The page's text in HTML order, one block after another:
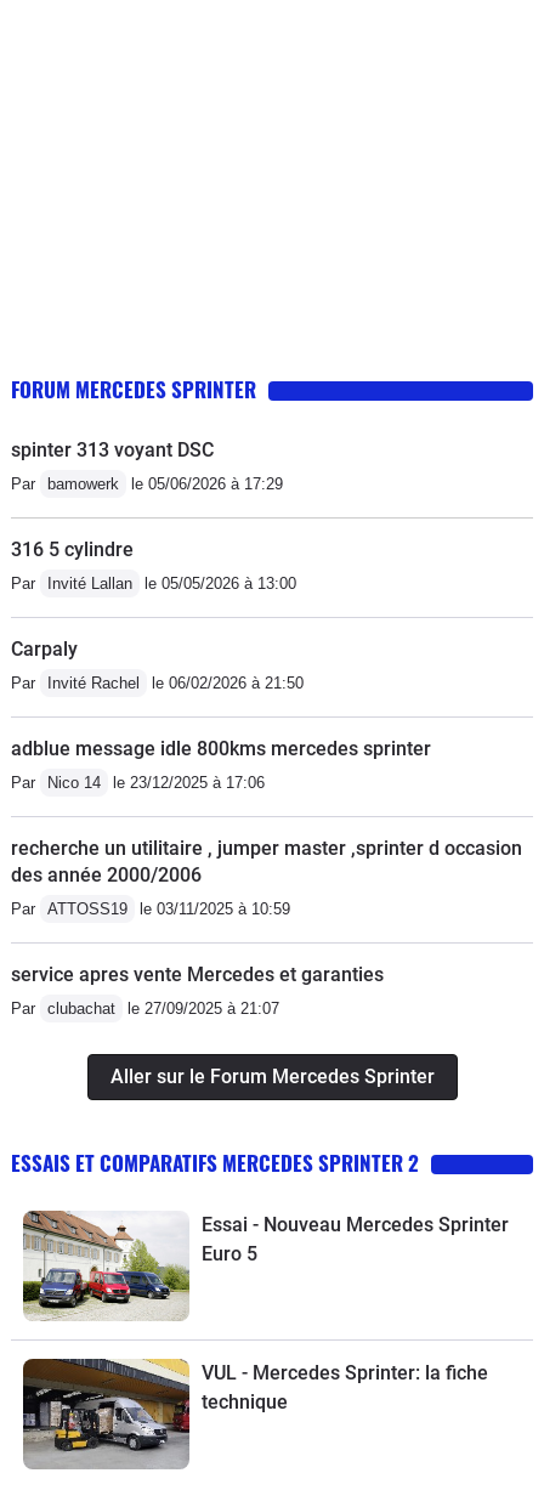
FORUM MERCEDES SPRINTER
spinter 313 voyant DSC
Par bamowerk le 05/06/2026 à 17:29
316 5 cylindre
Par Invité Lallan le 05/05/2026 à 13:00
Carpaly
Par Invité Rachel le 06/02/2026 à 21:50
adblue message idle 800kms mercedes sprinter
Par Nico 14 le 23/12/2025 à 17:06
recherche un utilitaire , jumper master ,sprinter d occasion
des année 2000/2006
Par ATTOSS19 le 03/11/2025 à 10:59
service apres vente Mercedes et garanties
Par clubachat le 27/09/2025 à 21:07
Aller sur le Forum Mercedes Sprinter
ESSAIS ET COMPARATIFS MERCEDES SPRINTER 2
Essai - Nouveau Mercedes Sprinter
Euro 5
VUL - Mercedes Sprinter: la fiche
technique